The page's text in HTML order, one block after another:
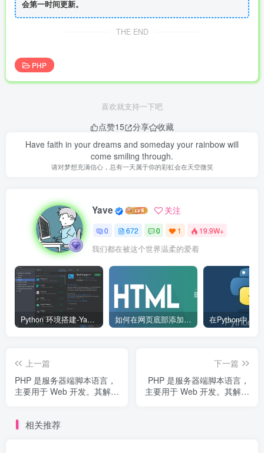
会第一时间更新。
THE END
PHP
喜欢就支持一下吧
点赞15 分享
收藏
Have faith in your dreams and someday your rainbow will
come smiling through.
请对梦想充满信心，总有一天属于你的彩虹会在天空微笑
Yave 关注
0 672 0 1 19.9W+
我们都在被这个世界温柔的爱着
Python 环境搭建-Yave520-专业开发者社区 如何在网页底部添加版权信息？
上一篇
PHP 是服务器端脚本语言，
主要用于 Web 开发。其解释
PHP 代码，生成动态内容返
下一篇
PHP 是服务器端脚本语言，
主要用于 Web 开发。其解释
相关推荐